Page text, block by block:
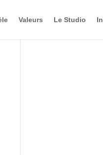
Valeurs Le Studio